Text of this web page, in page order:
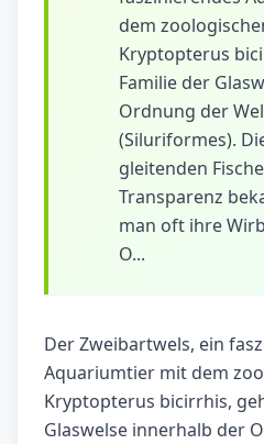
dem
Kryptopterus
Familie der
Ordnung der
(Siluriformes).
gleitenden
Transparenz
man oft ihre
O...
Der Zweibartwels, ein
Aquariumtier mit dem
Kryptopterus bicirrhis,
Glaswelse innerhalb der